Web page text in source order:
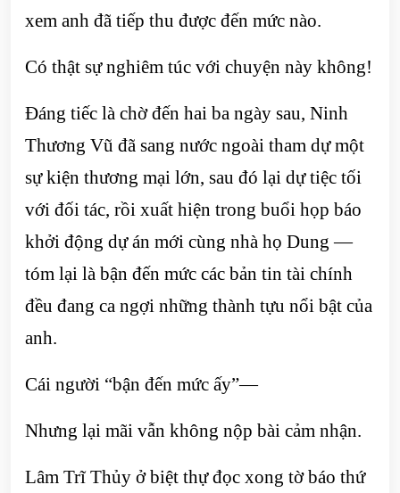
xem anh đã tiếp thu được đến mức nào.
Có thật sự nghiêm túc với chuyện này không!
Đáng tiếc là chờ đến hai ba ngày sau, Ninh
Thương Vũ đã sang nước ngoài tham dự một
sự kiện thương mại lớn, sau đó lại dự tiệc tối
với đối tác, rồi xuất hiện trong buổi họp báo
khởi động dự án mới cùng nhà họ Dung —
tóm lại là bận đến mức các bản tin tài chính
đều đang ca ngợi những thành tựu nổi bật của
anh.
Cái người “bận đến mức ấy”—
Nhưng lại mãi vẫn không nộp bài cảm nhận.
Lâm Trĩ Thủy ở biệt thự đọc xong tờ báo thứ